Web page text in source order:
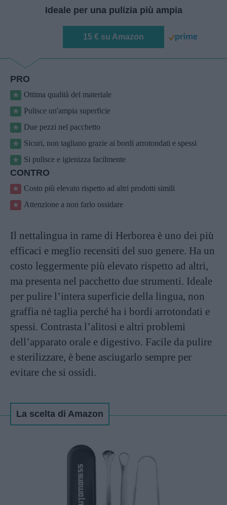
Ideale per una pulizia più ampia
15 € su Amazon
PRO
Ottima qualità del materiale
Pulisce un'ampia superficie
Due pezzi nel pacchetto
Sicuri, non tagliano grazie ai bordi arrotondati e spessi
Si pulisce e igienizza facilmente
CONTRO
Costo più elevato rispetto ad altri prodotti simili
Attenzione a non farlo ossidare
Il nettalingua in rame di Herborea è uno dei più
efficaci e meglio recensiti del suo genere. Ha un
costo leggermente più elevato rispetto ad altri,
ma presenta nel pacchetto due strumenti. Ideale
per pulire l’intera superficie della lingua, non
graffia né taglia perché ha i bordi arrotondati e
spessi. Contrasta l’alitosi e altri problemi
dell’apparato orale e digestivo. Facile da pulire
e sterilizzare, è bene asciugarlo sempre per
evitare che si ossidi.
La scelta di Amazon